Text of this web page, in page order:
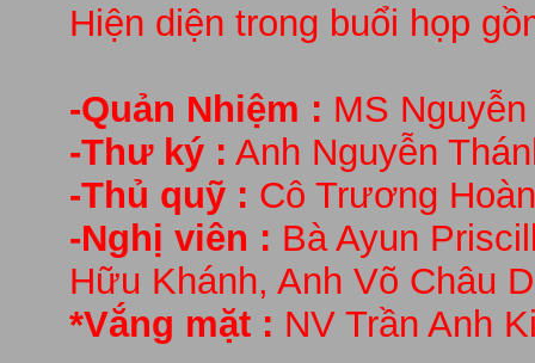
Hiện diện trong buổi họp
-Quản Nhiệm : MS
-Thư ký : Anh Nguyễn
-Thủ quỹ : Cô Trương
-Nghị viên : Bà Ayun
Hữu Khánh, Anh Võ Châu
*Vắng mặt : NV Trần Anh